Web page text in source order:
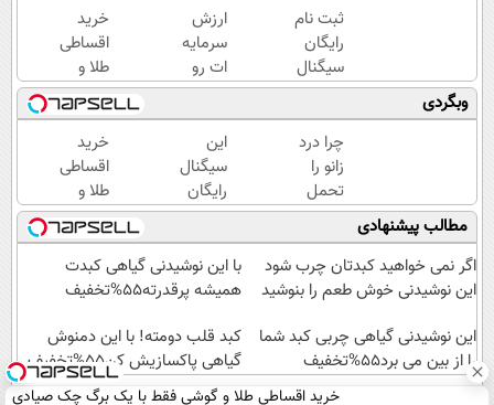
ثبت نام
رایگان
سیگنال
سرمایه
گذاری
(ظرفیت
محدود)
ارزش
سرمایه
ات رو
با
سینگال
درست
بالا ببر
👌✅
خرید
اقساطی
طلا و
گوشی
فقط با
یک برگ
چک
صیادی
وبگردی
چرا درد
زانو را
تحمل
می‌کنی؟
خیلی
ساده
درمنزل
کن
این
سیگنال
رایگان
رو از
دست
نده
(مدت
خرید
اقساطی
طلا و
گوشی
فقط با
یک برگ
چک
مطالب پیشنهادی
اگر نمی خواهید کبدتان چرب شود
این نوشیدنی خوش طعم را بنوشید
با این نوشیدنی گیاهی کبدت
همیشه پرقدرته55%تخفیف
این نوشیدنی گیاهی چربی کبد شما
را از بین می برد55%تخفیف
کبد قلب دومته! با این دمنوش
گیاهی پاکسازیش کن55%تخفیف
خرید اقساطی طلا و گوشی فقط با یک برگ چک صیادی